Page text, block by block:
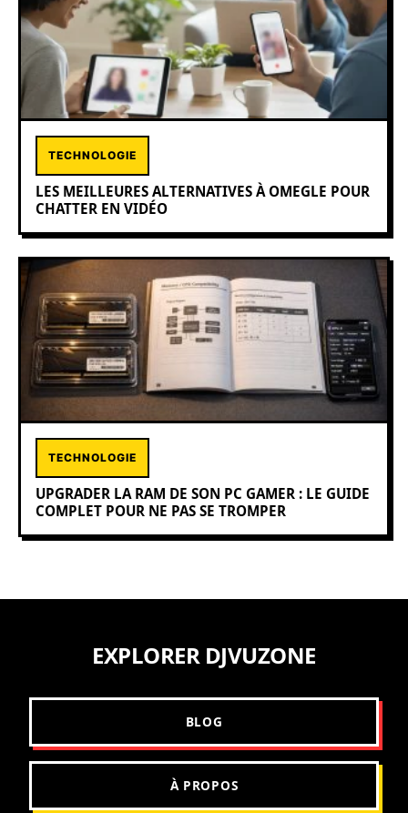
TECHNOLOGIE
LES MEILLEURES ALTERNATIVES À OMEGLE POUR
CHATTER EN VIDÉO
TECHNOLOGIE
UPGRADER LA RAM DE SON PC GAMER : LE GUIDE
COMPLET POUR NE PAS SE TROMPER
EXPLORER DJVUZONE
BLOG
À PROPOS